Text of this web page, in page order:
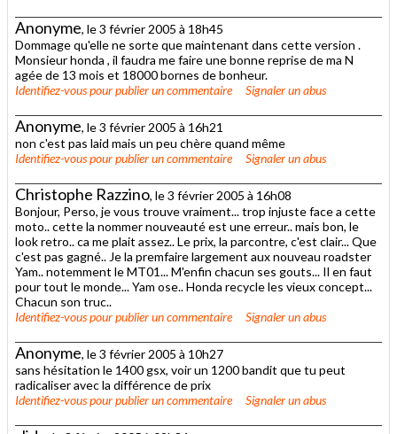
Anonyme, le 3 février 2005 à 18h45
Dommage qu'elle ne sorte que maintenant dans cette version .
Monsieur honda , il faudra me faire une bonne reprise de ma N
agée de 13 mois et 18000 bornes de bonheur.
Identifiez-vouspour publier un commentaire Signaler un abus
Anonyme, le 3 février 2005 à 16h21
non c'est pas laid mais un peu chère quand même
Identifiez-vouspour publier un commentaire Signaler un abus
Christophe Razzino, le 3 février 2005 à 16h08
Bonjour, Perso, je vous trouve vraiment... trop injuste face a cette
moto.. cette la nommer nouveauté est une erreur.. mais bon, le
look retro.. ca me plait assez.. Le prix, la parcontre, c'est clair... Que
c'est pas gagné.. Je la premfaire largement aux nouveau roadster
Yam.. notemment le MT01... M'enfin chacun ses gouts... Il en faut
pour tout le monde... Yam ose.. Honda recycle les vieux concept...
Chacun son truc..
Identifiez-vouspour publier un commentaire Signaler un abus
Anonyme, le 3 février 2005 à 10h27
sans hésitation le 1400 gsx, voir un 1200 bandit que tu peut
radicaliser avec la différence de prix
Identifiez-vouspour publier un commentaire Signaler un abus